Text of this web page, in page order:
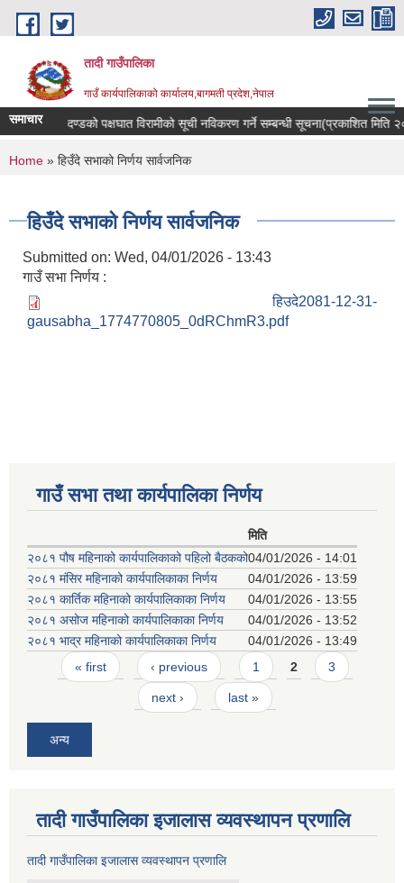
Skip to main content
तादी गाउँपालिका
गाउँ कार्यपालिकाको कार्यालय,बागमती प्रदेश,नेपाल
समाचार
रोगी र मेरुदण्डको पक्षघात विरामीको सूची नविकरण गर्ने सम्बन्धी सूचना(प्रकाशित मिति
You are here
Home » हिउँदे सभाको निर्णय सार्वजनिक
हिउँदे सभाको निर्णय सार्वजनिक
Submitted on: Wed, 04/01/2026 - 13:43
गाउँ सभा निर्णय :
हिउदे2081-12-31-
gausabha_1774770805_0dRChmR3.pdf
गाउँ सभा तथा कार्यपालिका निर्णय
मिति
२०८१ पौष महिनाको कार्यपालिकाको पहिलो बैठकको04/01/2026 - 14:01
२०८१ मंसिर महिनाको कार्यपालिकाका निर्णय
04/01/2026 - 13:59
२०८१ कार्तिक महिनाको कार्यपालिकाका निर्णय
04/01/2026 - 13:55
२०८१ असोज महिनाको कार्यपालिकाका निर्णय
04/01/2026 - 13:52
२०८१ भाद्र महिनाको कार्यपालिकाका निर्णय
04/01/2026 - 13:49
Pages
« first ‹ previous 1 2 3
next › last »
अन्य
तादी गाउँपालिका इजालास व्यवस्थापन प्रणालि
तादी गाउँपालिका इजालास व्यवस्थापन प्रणालि